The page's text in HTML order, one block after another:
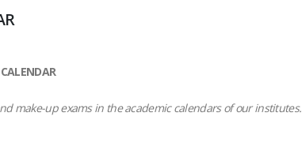
make-up exams in the academic calendars of our institutes.